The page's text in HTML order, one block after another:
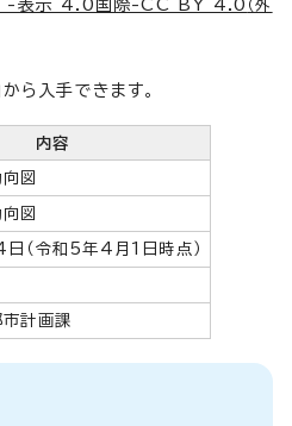
表示 4.0国際-CC BY 4.0 （外
ら入手できます。
内容
図
図
（令和5年4月1日時点）
計画課